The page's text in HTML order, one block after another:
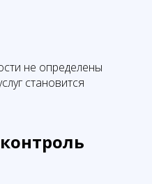
не определены
становится